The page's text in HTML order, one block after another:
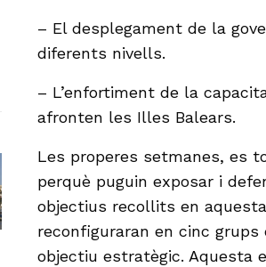
– El desplegament de la
diferents nivells.
– L’enfortiment de la
afronten les Illes Balears.
Les properes setmanes, es
perquè puguin exposar i
objectius recollits en
reconfiguraran en cinc
objectiu estratègic. Aquesta